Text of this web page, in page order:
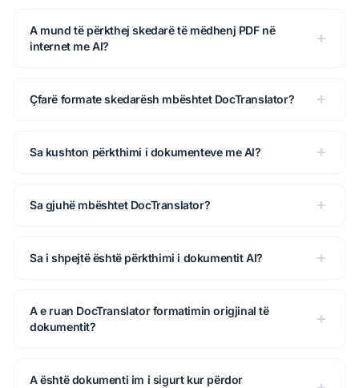
A mund të përkthej skedarë të mëdhenj PDF në
internet me AI?
Çfarë formate skedarësh mbështet DocTranslator?
Sa kushton përkthimi i dokumenteve me AI?
Sa gjuhë mbështet DocTranslator?
Sa i shpejtë është përkthimi i dokumentit AI?
A e ruan DocTranslator formatimin origjinal të
dokumentit?
A është dokumenti im i sigurt kur përdor